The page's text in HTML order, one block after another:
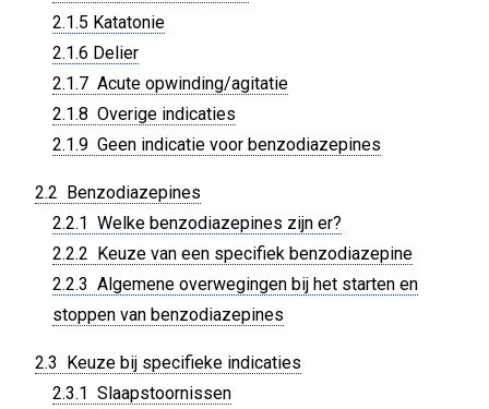
2.1.5 Katatonie
2.1.6 Delier
2.1.7 Acute opwinding/agitatie
2.1.8 Overige indicaties
2.1.9 Geen indicatie voor benzodiazepines
2.2 Benzodiazepines
2.2.1 Welke benzodiazepines zijn er?
2.2.2 Keuze van een specifiek benzodiazepine
2.2.3 Algemene overwegingen bij het starten en
stoppen van benzodiazepines
2.3 Keuze bij specifieke indicaties
2.3.1 Slaapstoornissen